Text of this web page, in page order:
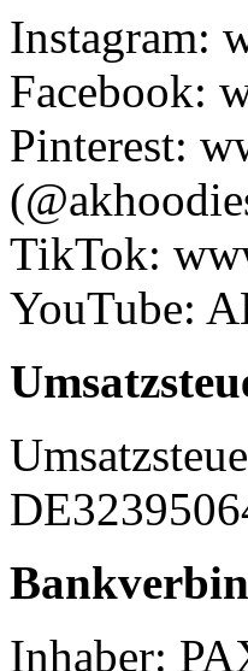
Instagram:
Facebook:
Pinterest:
TikTok:
YouTube:
Inhaber: